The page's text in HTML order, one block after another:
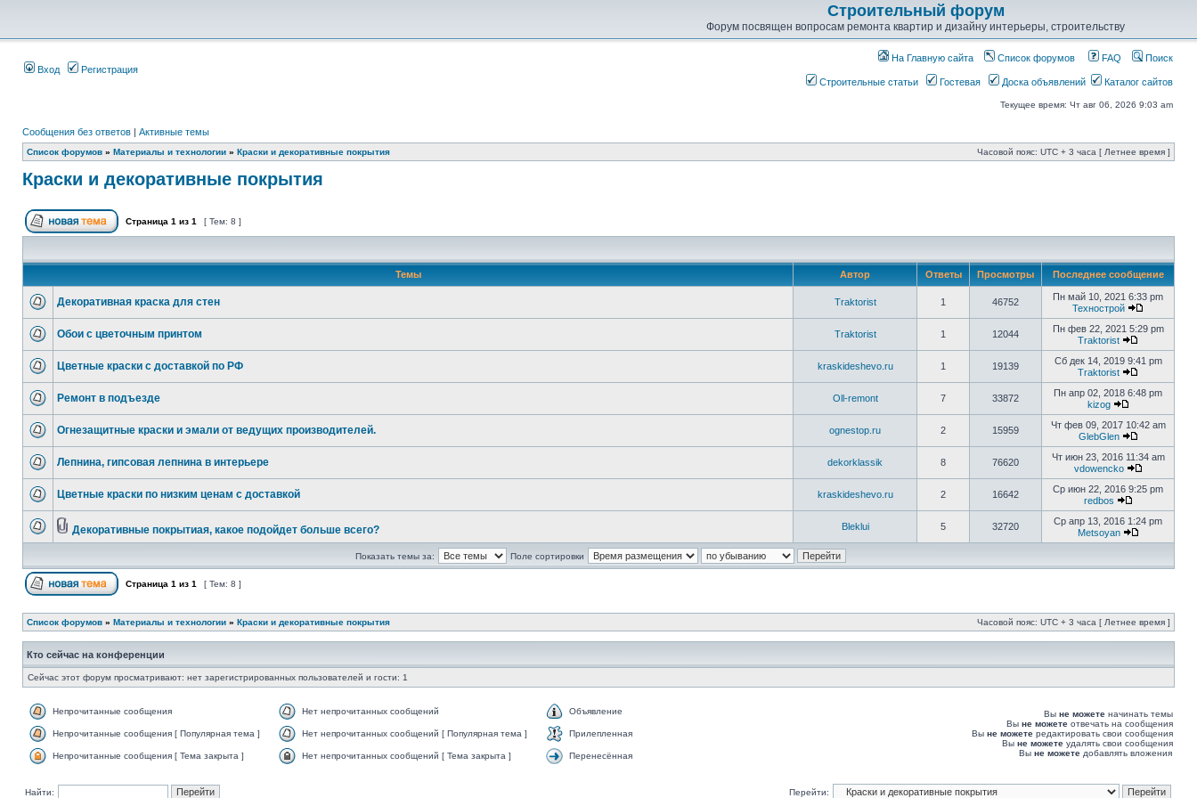
Строительный форум
Форум посвящен вопросам ремонта квартир и дизайну интерьеры, строительству
Вход Регистрация
На Главную сайта Список форумов FAQ Поиск
Строительные статьи Гостевая Доска объявлений Каталог сайтов
Текущее время: Чт авг 06, 2026 9:03 am
Сообщения без ответов | Активные темы
Список форумов » Материалы и технологии » Краски и декоративные покрытия Часовой пояс: UTC + 3 часа [ Летнее время ]
Краски и декоративные покрытия
Страница 1 из 1 [ Тем: 8 ]
Темы Автор Ответы Просмотры Последнее сообщение
Декоративная краска для стен Traktorist 1 46752
Пн май 10, 2021 6:33 pm
Технострой
Обои с цветочным принтом Traktorist 1 12044
Пн фев 22, 2021 5:29 pm
Traktorist
Цветные краски с доставкой по РФ kraskideshevo.ru 1 19139
Сб дек 14, 2019 9:41 pm
Traktorist
Ремонт в подъезде Oll-remont 7 33872
Пн апр 02, 2018 6:48 pm
kizog
Огнезащитные краски и эмали от ведущих производителей. ognestop.ru 2 15959
Чт фев 09, 2017 10:42 am
GlebGlen
Лепнина, гипсовая лепнина в интерьере dekorklassik 8 76620
Чт июн 23, 2016 11:34 am
vdowencko
Цветные краски по низким ценам c доставкой kraskideshevo.ru 2 16642
Ср июн 22, 2016 9:25 pm
redbos
Декоративные покрытиая, какое подойдет больше всего? Bleklui 5 32720
Ср апр 13, 2016 1:24 pm
Metsoyan
Показать темы за: Поле сортировки
Страница 1 из 1 [ Тем: 8 ]
Список форумов » Материалы и технологии » Краски и декоративные покрытия Часовой пояс: UTC + 3 часа [ Летнее время ]
Кто сейчас на конференции
Сейчас этот форум просматривают: нет зарегистрированных пользователей и гости: 1
Непрочитанные сообщения Нет непрочитанных сообщений Объявление
Непрочитанные сообщения [ Популярная тема ] Нет непрочитанных сообщений [ Популярная тема ] Прилепленная
Непрочитанные сообщения [ Тема закрыта ] Нет непрочитанных сообщений [ Тема закрыта ] Перенесённая
Вы не можете начинать темы
Вы не можете отвечать на сообщения
Вы не можете редактировать свои сообщения
Вы не можете удалять свои сообщения
Вы не можете добавлять вложения
Найти: Перейти: